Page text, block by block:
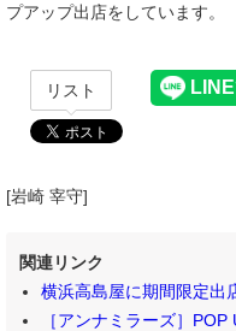
プアップ出店をしています。
リスト
[岩崎 宰守]
関連リンク
横浜高島屋に期間限定出
［アンナミラーズ］